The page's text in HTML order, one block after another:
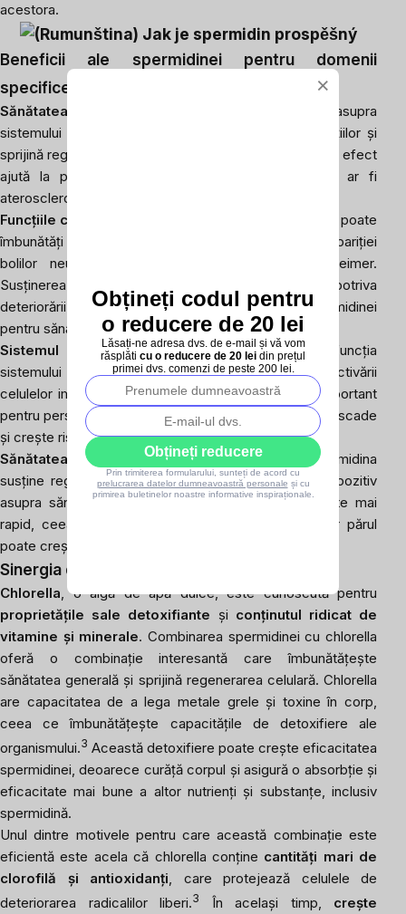
acestora.
Beneficii ale spermidinei pentru domenii
specifice ale sănătății
Sănătatea inimii
: Spermidina are un efect pozitiv asupra
sistemului vascular, unde ajută la reducerea inflamațiilor și
sprijină regenerarea celulelor în pereții vasculari. Acest efect
ajută la prevenirea apariției bolilor cardiace, cum ar fi
ateroscleroza sau hipertensiunea arterială.
Funcțiile cognitive
: Studiile sugerează că spermidina poate
îmbunătăți funcțiile cognitive și poate reduce riscul apariției
bolilor neurodegenerative, cum ar fi boala Alzheimer.
Susținerea regenerării neuronilor și protecția împotriva
deteriorării sunt unele dintre beneficiile cheie ale spermidinei
pentru sănătatea creierului.
Sistemul imunitar: Spermidina îmbunătățește funcția
sistemului imunitar prin susținerea regenerării și activării
celulelor imunitare. Acest lucru este deosebit de important
pentru persoanele în vârstă, la care răspunsul imunitar scade
și crește riscul de infecții și alte boli.
Sănătatea pielii și părului: Având în vedere că spermidina
susține regenerarea celulelor, poate avea un efect pozitiv
asupra sănătății pielii și părului. Pielea se reînnoiește mai
rapid, ceea ce contribuie la un aspect mai bun, iar părul
poate crește mai puternic și mai sănătos.
Sinergia dintre spermidină și chlorella
Chlorella, o algă de apă dulce, este cunoscută pentru
proprietățile sale detoxifiante și conținutul ridicat de
vitamine și minerale. Combinarea spermidinei cu chlorella
oferă o combinație interesantă care îmbunătățește
sănătatea generală și sprijină regenerarea celulară. Chlorella
are capacitatea de a lega metale grele și toxine în corp,
ceea ce îmbunătățește capacitățile de detoxifiere ale
organismului.3 Această detoxifiere poate crește eficacitatea
spermidinei, deoarece curăță corpul și asigură o absorbție și
eficacitate mai bune a altor nutrienți și substanțe, inclusiv
spermidină.
Unul dintre motivele pentru care această combinație este
eficientă este acela că chlorella conține cantități mari de
clorofilă și antioxidanți, care protejează celulele de
deteriorarea radicalilor liberi.3 În același timp, crește
×
Obțineți codul pentru
o reducere de 20 lei
Lăsați-ne adresa dvs. de e-mail și vă vom
răsplăti cu o reducere de 20 lei din prețul
primei dvs. comenzi de peste 200 lei.
Obțineți reducere
Prin trimiterea formularului, sunteți de acord cu
prelucrarea datelor dumneavoastră personale și cu
primirea buletinelor noastre informative inspiraționale.